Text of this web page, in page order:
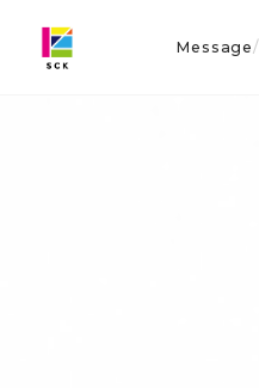
Message/